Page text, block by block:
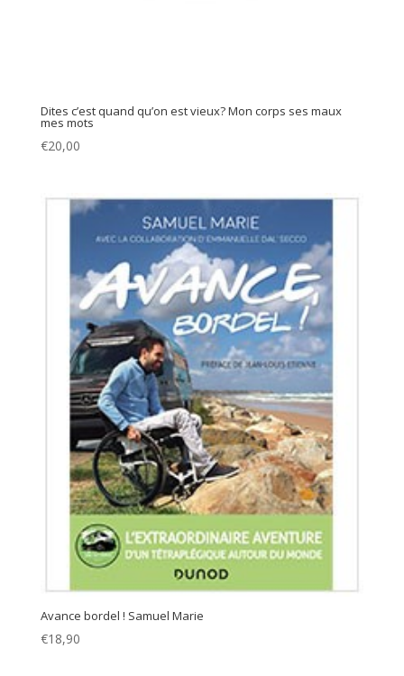
Dites c’est quand qu’on est vieux? Mon corps ses maux
mes mots
€20,00
Avance bordel ! Samuel Marie
€18,90